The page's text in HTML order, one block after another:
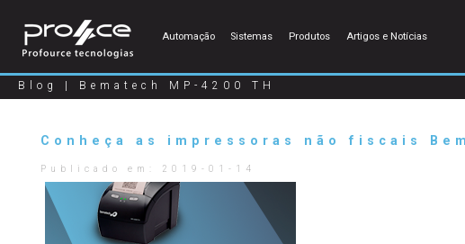
Automação Sistemas Produtos Artigos e Notícias
Blog | Bematech MP-4200 TH
Conheça as impressoras não fiscais
Publicado em: 2019-01-14